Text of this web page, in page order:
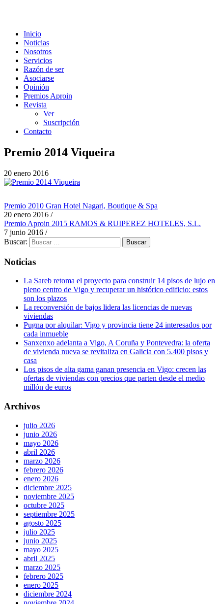
Inicio
Noticias
Nosotros
Servicios
Razón de ser
Asociarse
Opinión
Premios Aproin
Revista
Ver
Suscripción
Contacto
Premio 2014 Viqueira
20 enero 2016
Premio 2010 Gran Hotel Nagari, Boutique & Spa
20 enero 2016 /
Premio Aproin 2015 RAMOS & RUIPEREZ HOTELES, S.L.
7 junio 2016 /
Buscar:
Noticias
La Sareb retoma el proyecto para construir 14 pisos de lujo en
pleno centro de Vigo y recuperar un histórico edificio: estos
son los plazos
La reconversión de bajos lidera las licencias de nuevas
viviendas
Pugna por alquilar: Vigo y provincia tiene 24 interesados por
cada inmueble
Sanxenxo adelanta a Vigo, A Coruña y Pontevedra: la oferta
de vivienda nueva se revitaliza en Galicia con 5.400 pisos y
casa
Los pisos de alta gama ganan presencia en Vigo: crecen las
ofertas de viviendas con precios que parten desde el medio
millón de euros
Archivos
julio 2026
junio 2026
mayo 2026
abril 2026
marzo 2026
febrero 2026
enero 2026
diciembre 2025
noviembre 2025
octubre 2025
septiembre 2025
agosto 2025
julio 2025
junio 2025
mayo 2025
abril 2025
marzo 2025
febrero 2025
enero 2025
diciembre 2024